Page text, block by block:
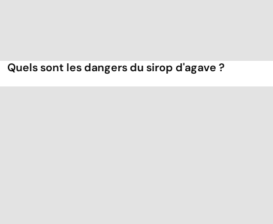
Quels sont les dangers du sirop d'agave ?